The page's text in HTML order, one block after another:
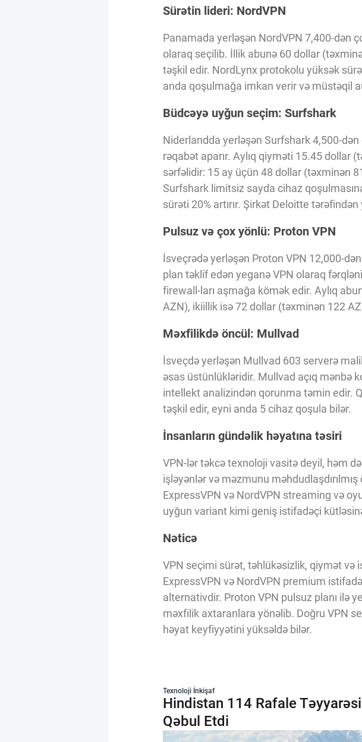
Sürətin lideri: NordVPN
Panamada yerləşən NordVPN 7,400-dən
olaraq seçilib. İllik abunə 60 dollar
təşkil edir. NordLynx protokolu yüksək
anda qoşulmağa imkan verir və müstəqil
Büdcəyə uyğun seçim: Surfshark
Niderlandda yerləşən Surfshark 4,500-
rəqabət aparır. Aylıq qiyməti 15.45 dollar
sərfəlidir: 15 ay üçün 48 dollar (təxminən
Surfshark limitsiz sayda cihaz
sürəti 20% artırır. Şirkət Deloitte tərəfindən
Pulsuz və çox yönlü: Proton VPN
İsveçrədə yerləşən Proton VPN 12,000-
plan təklif edən yeganə VPN olaraq
firewall-ları aşmağa kömək edir. Aylıq
AZN), ikiillik isə 72 dollar (təxminən 122
Məxfilikdə öncül: Mullvad
İsveçdə yerləşən Mullvad 603 serverə
əsas üstünlükləridir. Mullvad açıq mənbə
intellekt analizindən qorunma təmin edir.
təşkil edir, eyni anda 5 cihaz qoşula bilər.
İnsanların gündəlik həyatına təsiri
VPN-lər təkcə texnoloji vasitə deyil, həm
işləyənlər və məzmunu
ExpressVPN və NordVPN streaming və
uyğun variant kimi geniş istifadəçi
Nəticə
VPN seçimi sürət, təhlükəsizlik, qiymət və
ExpressVPN və NordVPN premium
alternativdir. Proton VPN pulsuz planı ilə
məxfilik axtaranlara yönəlib. Doğru VPN
həyat keyfiyyətini yüksəldə bilər.
Texnoloji İnkişaf
Hindistan 114 Rafale
Qəbul Etdi